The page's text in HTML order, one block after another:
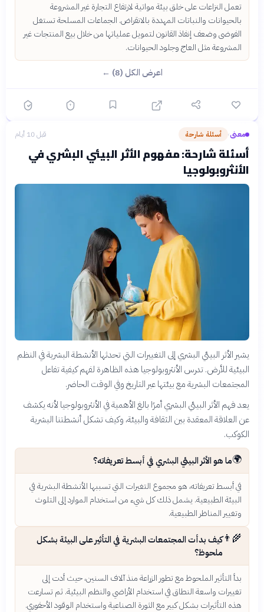
تعمل النزاعات على خلق بيئة مواتية لارتفاع التجارة غير المشروعة
بالحيوانات والنباتات المهددة بالانقراض. الجماعات المسلحة تستغل
الفوضى وضعف إنفاذ القانون لتمويل عملياتها من خلال بيع المنتجات غير
المشروعة مثل العاج وجلود الحيوانات.
اعرض الكل (8) ←
معنى› أسئلة شارحة قبل 10 أيام
أسئلة شارحة: مفهوم الأثر البيئي البشري في
الأنثروبولوجيا
يشير الأثر البيئي البشري إلى التغييرات التي تحدثها الأنشطة البشرية في النظم
البيئية للأرض. تدرس الأنثروبولوجيا هذه الظاهرة لفهم كيفية تفاعل
المجتمعات البشرية مع بيئتها عبر التاريخ وفي الوقت الحاضر.
يعد فهم الأثر البيئي البشري أمرًا بالغ الأهمية في الأنثروبولوجيا لأنه يكشف
عن العلاقة المعقدة بين الثقافة والبيئة، وكيف تشكل أنشطتنا البشرية
الكوكب.
🌍ما هو الأثر البيئي البشري في أبسط تعريفاته؟
في أبسط تعريفاته، هو مجموع التغيرات التي تسببها الأنشطة البشرية في
البيئة الطبيعية. يشمل ذلك كل شيء من استخدام الموارد إلى التلوث
وتغيير المناظر الطبيعية.
👨‍🌾كيف بدأت المجتمعات البشرية في التأثير على البيئة بشكل
ملحوظ؟
بدأ التأثير الملحوظ مع تطور الزراعة منذ آلاف السنين، حيث أدت إلى
تغييرات واسعة النطاق في استخدام الأراضي والنظم البيئية. ثم تسارعت
هذه التأثيرات بشكل كبير مع الثورة الصناعية واستخدام الوقود الأحفوري.